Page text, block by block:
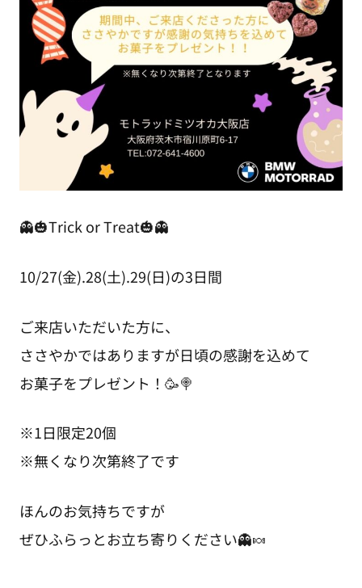
👻🎃Trick or Treat🎃👻
10/27(金).28(土).29(日)の3日間
ご来店いただいた方に、
ささやかではありますが日頃の感謝を込めて
お菓子をプレゼント！🥳🍭
※1日限定20個
※無くなり次第終了です
ほんのお気持ちですが
ぜひふらっとお立ち寄りください👻🍬